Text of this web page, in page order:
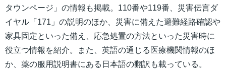
タウンページ」の情報も掲載。110番や119番、災害伝言ダ
イヤル「171」の説明のほか、災害に備えた避難経路確認や
家具固定といった備え、応急処置の方法といった災害時に
役立つ情報を紹介。また、英語の通じる医療機関情報のほ
か、薬の服用説明書にある日本語の翻訳も載っている。